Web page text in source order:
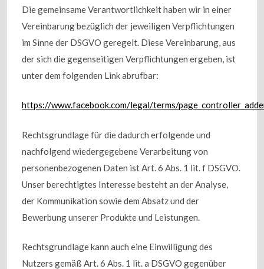
Die gemeinsame Verantwortlichkeit haben wir in einer
Vereinbarung bezüglich der jeweiligen Verpflichtungen
im Sinne der DSGVO geregelt. Diese Vereinbarung, aus
der sich die gegenseitigen Verpflichtungen ergeben, ist
unter dem folgenden Link abrufbar:
https://www.facebook.com/legal/terms/
Rechtsgrundlage für die dadurch erfolgende und
nachfolgend wiedergegebene Verarbeitung von
personenbezogenen Daten ist Art. 6 Abs. 1 lit. f DSGVO.
Unser berechtigtes Interesse besteht an der Analyse,
der Kommunikation sowie dem Absatz und der
Bewerbung unserer Produkte und Leistungen.
Rechtsgrundlage kann auch eine Einwilligung des
Nutzers gemäß Art. 6 Abs. 1 lit. a DSGVO gegenüber